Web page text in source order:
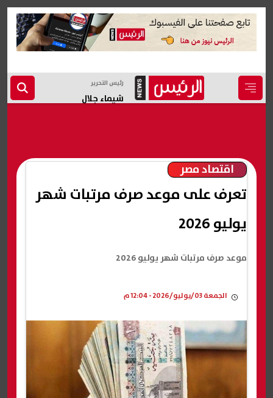
رئيس التحرير
شيماء جلال
اقتصاد مصر
موعد صرف مرتبات شهر يوليو 2026
تعرف على موعد صرف مرتبات شهر
يوليو 2026
الجمعة 03/يوليو/2026 - 12:04 م